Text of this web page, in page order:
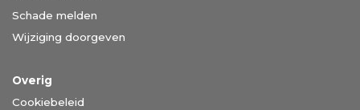
Schade melden
Wijziging doorgeven
Overig
Cookiebeleid